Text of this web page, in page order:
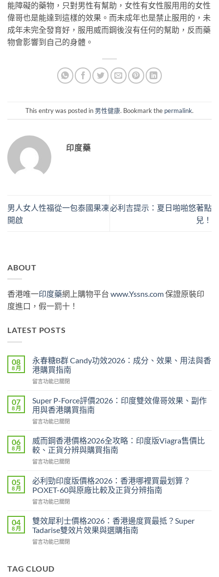
能障礙的藥物，只對男性有幫助，女性有女性服用用的女性
偉哥也是能達到這樣的效果。而未成年也是禁止服用的，未
成年未完全發育好，服用威而鋼後沒有任何的幫助，反而藥
物會影響到自己的身體。
This entry was posted in 男性健康. Bookmark the permalink.
印度藥
男人女人性福從一包泰國果凍
開啟
必利吉提示：夏日啪啪悠著點
兒！
ABOUT
香港唯一印度藥網上購物平台 www.Yssns.com保證原裝印
度進口，假一罰十！
LATEST POSTS
08
8 月
永春糖B群 Candy功效2026：成分、效果、用法與香
港購買指南
在
春
糖
B
群
功
效
2026：
成
效
果、
法
香
港
購
中
留言功能已關閉
07
8 月
Super P-Force評價2026：印度雙效偉哥效果、副作
用與香港購買指南
在
P-
Force
評
價
印
度
效
哥
效
副
與
留言功能已關閉
06
8 月
威而鋼香港價格2026全攻略：印度版Viagra售價比
較、正貨分辨與購買指南
在
而
鋼
香
港
格
2026
攻
度
留言功能已關閉
05
8 月
必利勁印度版價格2026：香港哪裡買最划算？
POXET-60與原廠比較及正貨分辨指南
在
利
勁
印
度
格
留言功能已關閉
04
8 月
雙效犀利士價格2026：香港邊度買最抵？Super
Tadarise雙效片效果與選購指南
在
犀
留言功能已關閉
TAG CLOUD